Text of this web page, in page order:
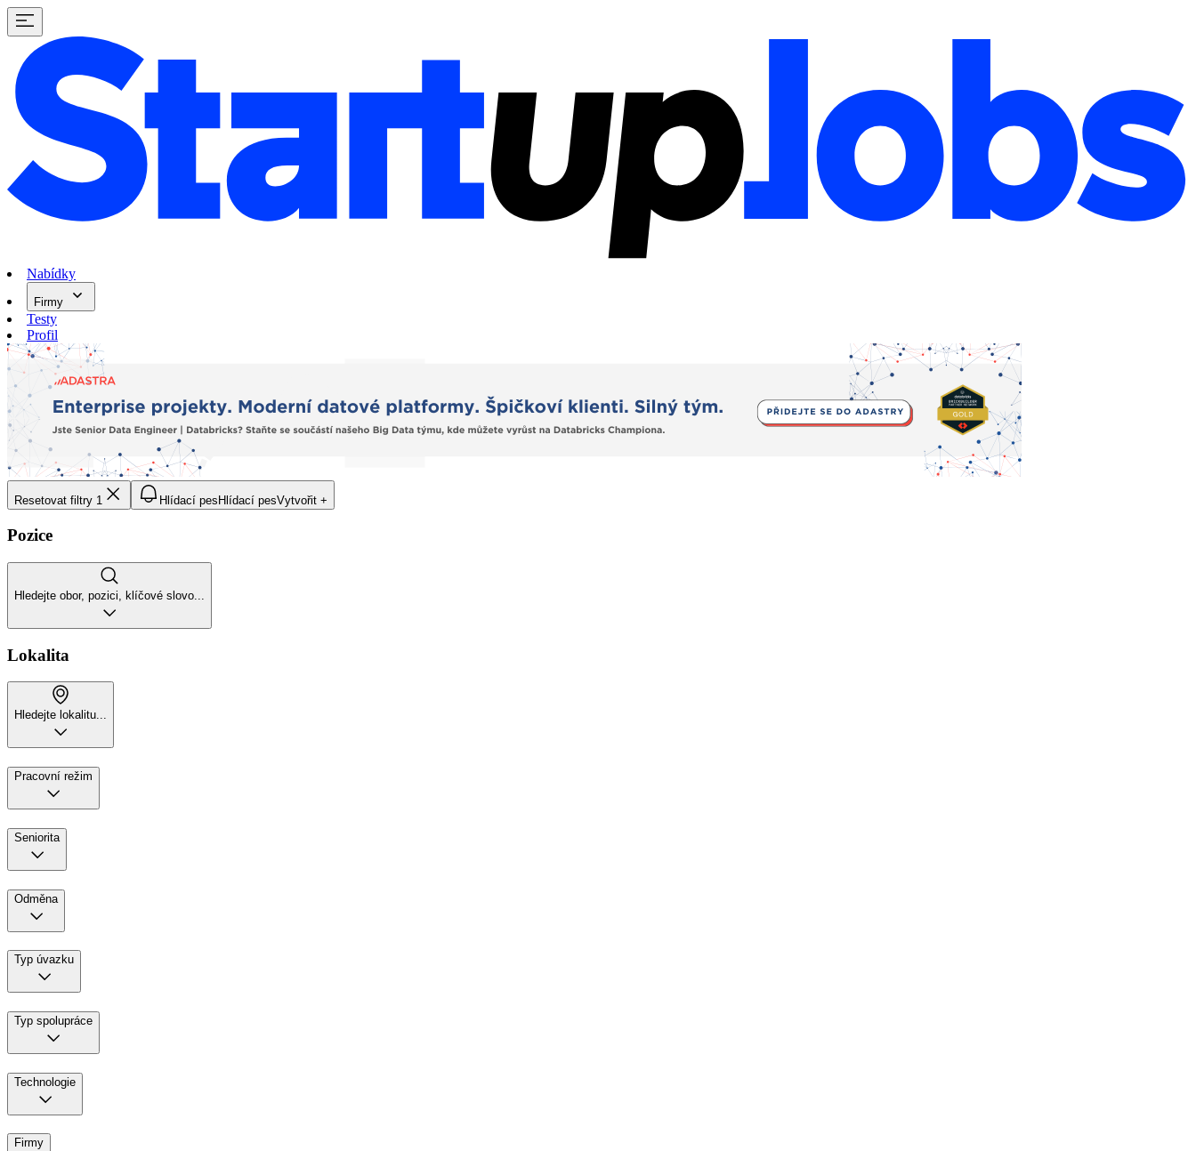
Nabídky
Firmy
Testy
Profil
Resetovat filtry 1 Hlídací pesHlídací pesVytvořit +
Pozice
Hledejte obor, pozici, klíčové slovo...
Lokalita
Hledejte lokalitu...
Pracovní režim
Seniorita
Odměna
Typ úvazku
Typ spolupráce
Technologie
Firmy